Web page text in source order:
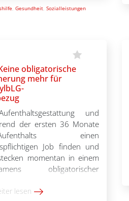
AsylbLG, […]
, Gesundheit, Sozialleistungen
obligatorische
mehr für
und
der ersten 36 Monate
einen
Job finden und
momentan in einem
obligatorischer
eine Lösung geben. Der
lesen